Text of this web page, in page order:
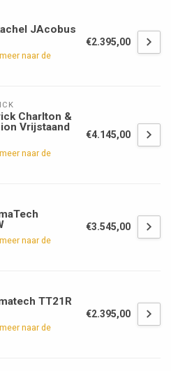
JAcobus
naar de
€2.395,00
Charlton &
Vrijstaand
naar de
€4.145,00
naar de
€3.545,00
TT21R
naar de
€2.395,00